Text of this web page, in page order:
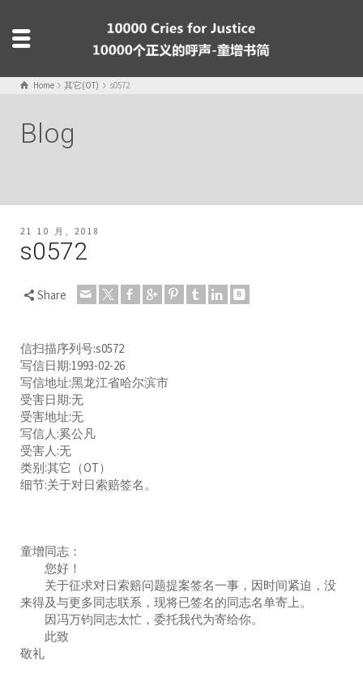
Home 其它(OT) s0572
Blog
21 10 月, 2018
s0572
Share
信扫描序列号:s0572
写信日期:1993-02-26
写信地址:黑龙江省哈尔滨市
受害日期:无
受害地址:无
写信人:奚公凡
受害人:无
类别:其它（OT）
细节:关于对日索赔签名。
童增同志：
您好！
关于征求对日索赔问题提案签名一事，因时间紧迫，没
来得及与更多同志联系，现将已签名的同志名单寄上。
因冯万钧同志太忙，委托我代为寄给你。
此致
敬礼